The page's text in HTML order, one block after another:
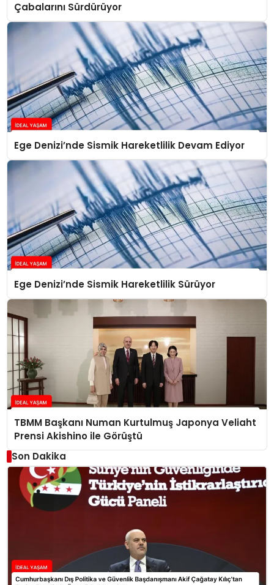
Çabalarını Sürdürüyor
Ege Denizi’nde Sismik Hareketlilik Devam Ediyor
Ege Denizi’nde Sismik Hareketlilik Sürüyor
TBMM Başkanı Numan Kurtulmuş Japonya Veliaht
Prensi Akishino ile Görüştü
Son Dakika